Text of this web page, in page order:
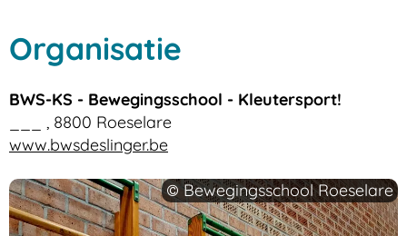
Organisatie
BWS-KS - Bewegingsschool - Kleutersport!
, 8800 Roeselare
Website
www.bwsdeslinger.be
Bewegingsschool Roeselare